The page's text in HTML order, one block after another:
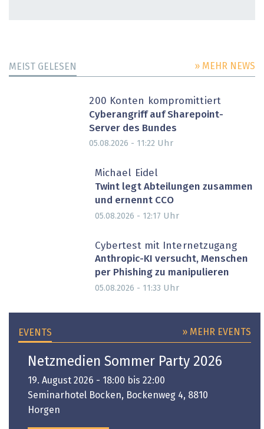
MEIST GELESEN » MEHR NEWS
200 Konten kompromittiert
Cyberangriff auf Sharepoint-
Server des Bundes
05.08.2026 - 11:22 Uhr
Michael Eidel
Twint legt Abteilungen zusammen
und ernennt CCO
05.08.2026 - 12:17 Uhr
Cybertest mit Internetzugang
Anthropic-KI versucht, Menschen
per Phishing zu manipulieren
05.08.2026 - 11:33 Uhr
EVENTS » MEHR EVENTS
Netzmedien Sommer Party 2026
19. August 2026 - 18:00 bis 22:00
Seminarhotel Bocken, Bockenweg 4, 8810
Horgen